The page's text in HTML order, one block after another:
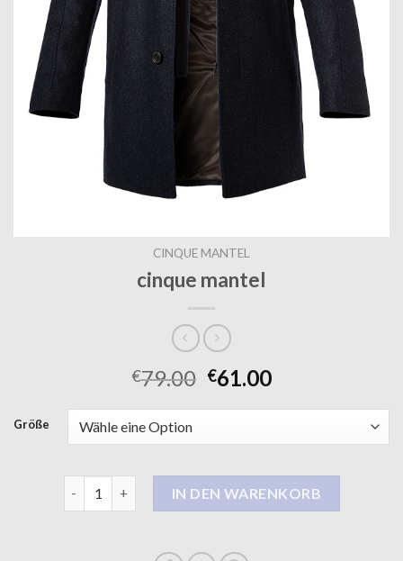
CINQUE MANTEL
cinque mantel
€79.00 €61.00
Größe
IN DEN WARENKORB